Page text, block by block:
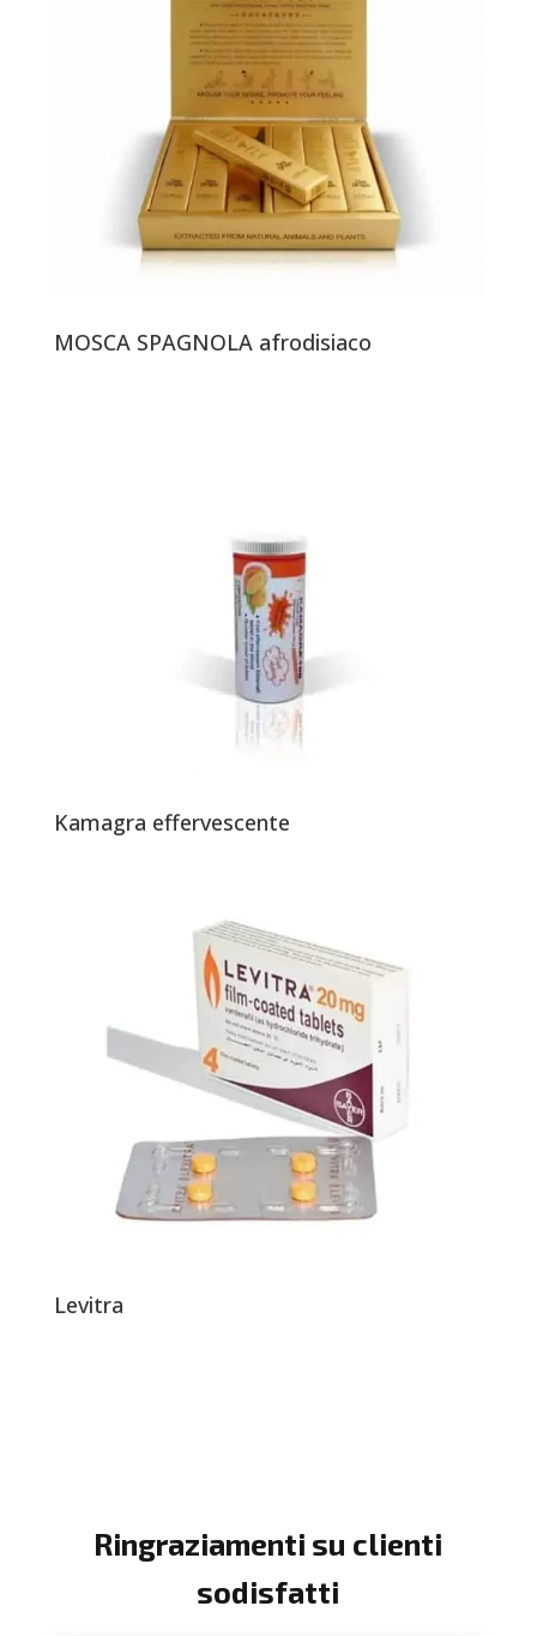
MOSCA SPAGNOLA afrodisiaco
Kamagra effervescente
Levitra
Ringraziamenti su clienti
sodisfatti